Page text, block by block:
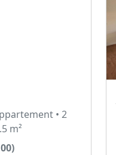
• 2
m²